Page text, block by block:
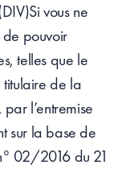
vous ne
pouvoir
telles que le
titulaire de la
l’entremise
sur la base de
02/2016 du 21